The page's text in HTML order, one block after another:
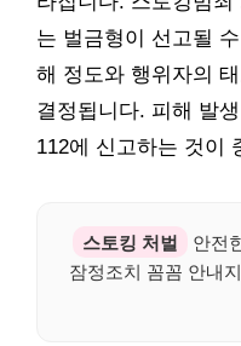
는 벌금형이 선고될
해 정도와 행위자의
결정됩니다. 피해 발
112에 신고하는 것이
스토킹 처벌
안전
잠정조치 꼼꼼 안내